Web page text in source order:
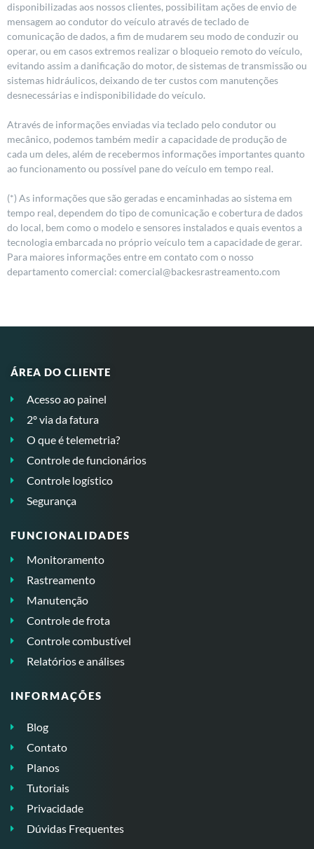
disponibilizadas aos nossos clientes, possibilitam ações de envio de
mensagem ao condutor do veículo através de teclado de
comunicação de dados, a fim de mudarem seu modo de conduzir ou
operar, ou em casos extremos realizar o bloqueio remoto do veículo,
evitando assim a danificação do motor, de sistemas de transmissão ou
sistemas hidráulicos, deixando de ter custos com manutenções
desnecessárias e indisponibilidade do veículo.
Através de informações enviadas via teclado pelo condutor ou
mecânico, podemos também medir a capacidade de produção de
cada um deles, além de recebermos informações importantes quanto
ao funcionamento ou possível pane do veículo em tempo real.
(*) As informações que são geradas e encaminhadas ao sistema em
tempo real, dependem do tipo de comunicação e cobertura de dados
do local, bem como o modelo e sensores instalados e quais eventos a
tecnologia embarcada no próprio veículo tem a capacidade de gerar.
Para maiores informações entre em contato com o nosso
departamento comercial: comercial@backesrastreamento.com
ÁREA DO CLIENTE
Acesso ao painel
2º via da fatura
O que é telemetria?
Controle de funcionários
Controle logístico
Segurança
FUNCIONALIDADES
Monitoramento
Rastreamento
Manutenção
Controle de frota
Controle combustível
Relatórios e análises
INFORMAÇÕES
Blog
Contato
Planos
Tutoriais
Privacidade
Dúvidas Frequentes